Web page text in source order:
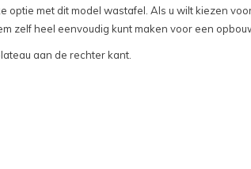
met dit model wastafel. Als u wilt kiezen
zelf heel eenvoudig kunt maken voor een
aan de rechter kant.